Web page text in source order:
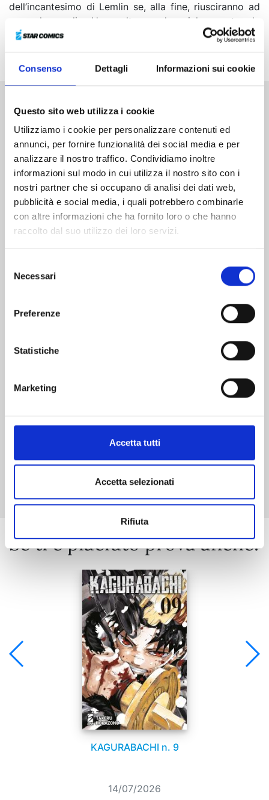
Consenso Dettagli Informazioni sui cookie
Questo sito web utilizza i cookie
Utilizziamo i cookie per personalizzare contenuti ed
annunci, per fornire funzionalità dei social media e per
analizzare il nostro traffico. Condividiamo inoltre
informazioni sul modo in cui utilizza il nostro sito con i
nostri partner che si occupano di analisi dei dati web,
pubblicità e social media, i quali potrebbero combinarle
con altre informazioni che ha fornito loro o che hanno
raccolto dal suo utilizzo dei loro servizi.
delNecessari
Preferenze
Statistiche
Marketing
Accetta tutti
Accetta selezionati
Rifiuta
dell’incantesimo di Lemlin se, alla fine, riusciranno ad
avere la meglio. Una volta conclusosi lo scontro, la
giovane comincerà a parlare loro della persona che è
in grado di viaggiare tra il Mondo Celeste e la Terra...
Altri volumi della serie
Mostra tutto
Se ti è piaciuto prova anche:
KAGURABACHI n. 9
14/07/2026